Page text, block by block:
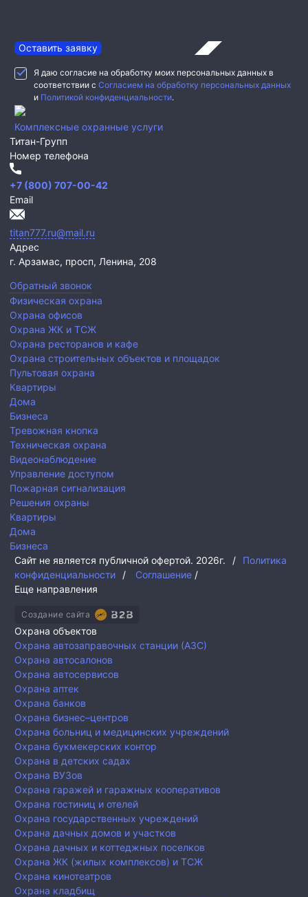
Оставить заявку
Я даю согласие на обработку моих персональных данных в
соответствии с Согласием на обработку персональных данных
и Политикой конфиденциальности.
Комплексные охранные услуги
Титан-Групп
Номер телефона
+7 (800) 707-00-42
Email
titan777.ru@mail.ru
Адрес
г. Арзамас, просп, Ленина, 208
Обратный звонок
Физическая охрана
Охрана офисов
Охрана ЖК и ТСЖ
Охрана ресторанов и кафе
Охрана строительных объектов и площадок
Пультовая охрана
Квартиры
Дома
Бизнеса
Тревожная кнопка
Техническая охрана
Видеонаблюдение
Управление доступом
Пожарная сигнализация
Решения охраны
Квартиры
Дома
Бизнеса
Сайт не является публичной офертой. 2026г. /
Политика
конфиденциальности
/ Соглашение /
Еще направления
Создание сайта
Охрана объектов
Охрана автозаправочных станции (АЗС)
Охрана автосалонов
Охрана автосервисов
Охрана аптек
Охрана банков
Охрана бизнес–центров
Охрана больниц и медицинских учреждений
Охрана букмекерских контор
Охрана в детских садах
Охрана ВУЗов
Охрана гаражей и гаражных кооперативов
Охрана гостиниц и отелей
Охрана государственных учреждений
Охрана дачных домов и участков
Охрана дачных и коттеджных поселков
Охрана ЖК (жилых комплексов) и ТСЖ
Охрана кинотеатров
Охрана кладбищ